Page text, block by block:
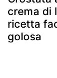
crema di
ricetta
golosa